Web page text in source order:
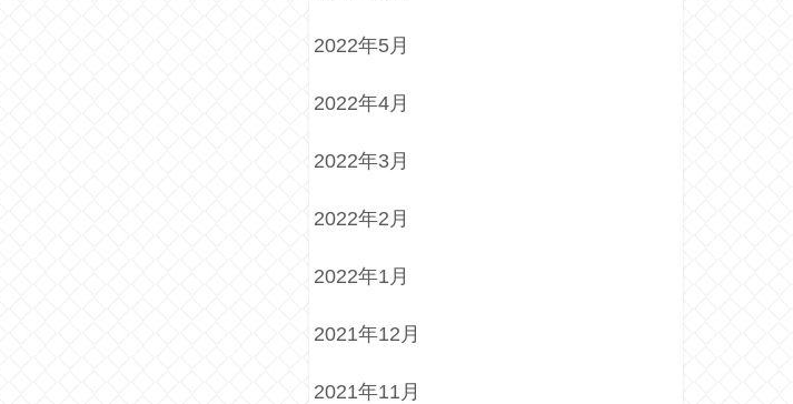
2022年5月
2022年4月
2022年3月
2022年2月
2022年1月
2021年12月
2021年11月